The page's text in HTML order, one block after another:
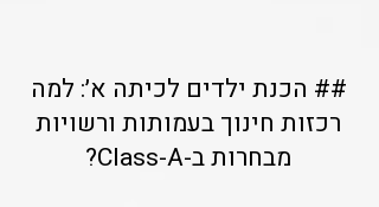
## הכנת ילדים לכיתה א׳: למה
רכזות חינוך בעמותות ורשויות
מבחרות ב-Class-A?